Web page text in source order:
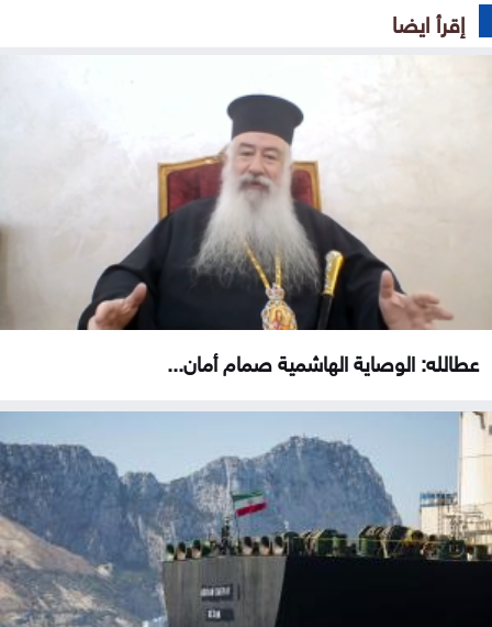
إقرأ ايضا
عطالله: الوصاية الهاشمية صمام أمان...